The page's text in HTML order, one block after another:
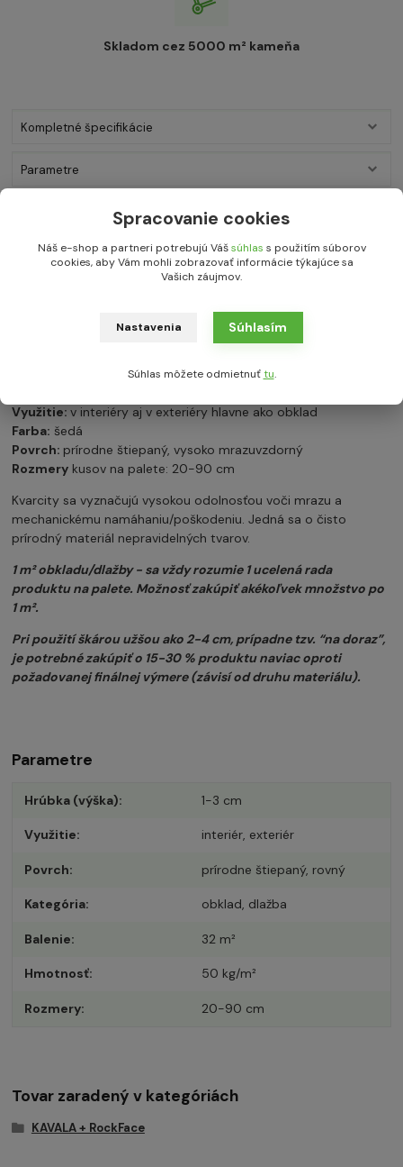
Skladom cez 5000 m² kameňa
Kompletné špecifikácie
Parametre
Kompletné špecifikácie
kvarcitu/kremeňa Kavala - je vhodný do exteriéru aj interiéru
hlavne ako obklad stien - na vnútorné i vonkajšie obklady tzv.
Využitie:v interiéry aj v exteriéry hlavne ako obklad
Farba: šedá
Povrch: prírodne štiepaný, vysoko mrazuvzdorný
Rozmery kusov na palete: 20-90 cm
Kvarcity sa vyznačujú vysokou odolnosťou voči mrazu a
mechanickému namáhaniu/poškodeniu. Jedná sa o čisto
prírodný materiál nepravidelných tvarov.
1 m² obkladu/dlažby - sa vždy rozumie 1 ucelená rada
produktu na palete. Možnosť zakúpiť akékoľvek množstvo po
1 m².
Pri použití škárou užšou ako 2-4 cm, prípadne tzv. “na doraz”,
je potrebné zakúpiť o 15-30 % produktu naviac oproti
požadovanej finálnej výmere (závisí od druhu materiálu).
Parametre
Hrúbka (výška) 1-3 cm
Využitie interiér, exteriér
Povrch prírodne štiepaný, rovný
Kategória obklad, dlažba
Balenie 32 m²
Hmotnosť 50 kg/m²
Rozmery 20-90 cm
Tovar zaradený v kategóriách
KAVALA + RockFace
Spracovanie cookies
Náš e-shop a partneri potrebujú Vášsúhlas s použitím súborov
cookies, aby Vám mohli zobrazovať informácie týkajúce sa
Vašich záujmov.
Nastavenia Súhlasím
Súhlas môžete odmietnuťtu.